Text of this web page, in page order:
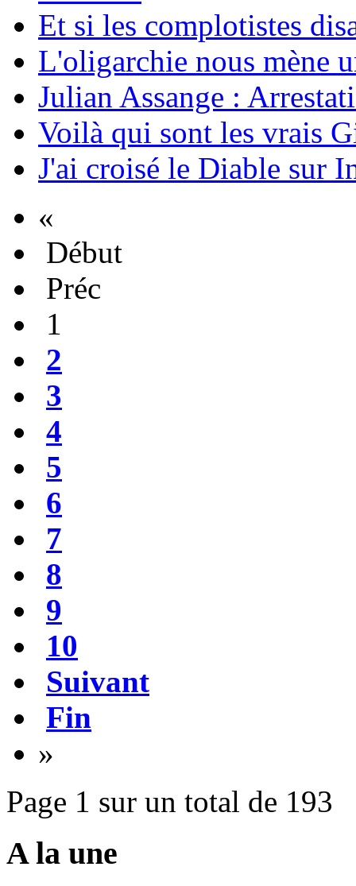
Et si les complotistes
L'oligarchie nous mène
Julian Assange :
Voilà qui sont les vrais
J'ai croisé le Diable sur
«
Début
Préc
1
2
3
4
5
6
7
8
9
10
Suivant
Fin
»
Page 1 sur un total de 193
A la une